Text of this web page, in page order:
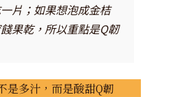
片；如果想泡成金桔
果乾，所以重點是Q韌
是多汁，而是酸甜Q韌